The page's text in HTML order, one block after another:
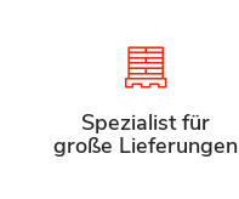
Spezialist für
große Lieferungen